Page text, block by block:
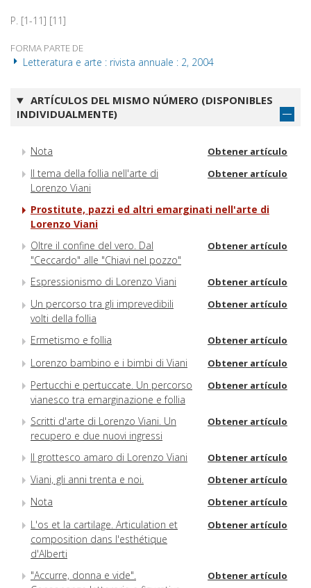
P. [1-11] [11]
FORMA PARTE DE
Letteratura e arte : rivista annuale : 2, 2004
ARTÍCULOS DEL MISMO NÚMERO (DISPONIBLES
INDIVIDUALMENTE)
Nota Obtener artículo
Il tema della follia nell'arte di
Lorenzo Viani
Obtener artículo
Prostitute, pazzi ed altri emarginati nell'arte di
Lorenzo Viani
Oltre il confine del vero. Dal
"Ceccardo" alle "Chiavi nel pozzo"
Obtener artículo
Espressionismo di Lorenzo Viani Obtener artículo
Un percorso tra gli imprevedibili
volti della follia
Obtener artículo
Ermetismo e follia Obtener artículo
Lorenzo bambino e i bimbi di Viani Obtener artículo
Pertucchi e pertuccate. Un percorso
vianesco tra emarginazione e follia
Obtener artículo
Scritti d'arte di Lorenzo Viani. Un
recupero e due nuovi ingressi
Obtener artículo
Il grottesco amaro di Lorenzo Viani Obtener artículo
Viani, gli anni trenta e noi. Obtener artículo
Nota Obtener artículo
L'os et la cartilage. Articulation et
composition dans l'esthétique
d'Alberti
Obtener artículo
"Accurre, donna e vide".
Obtener artículo